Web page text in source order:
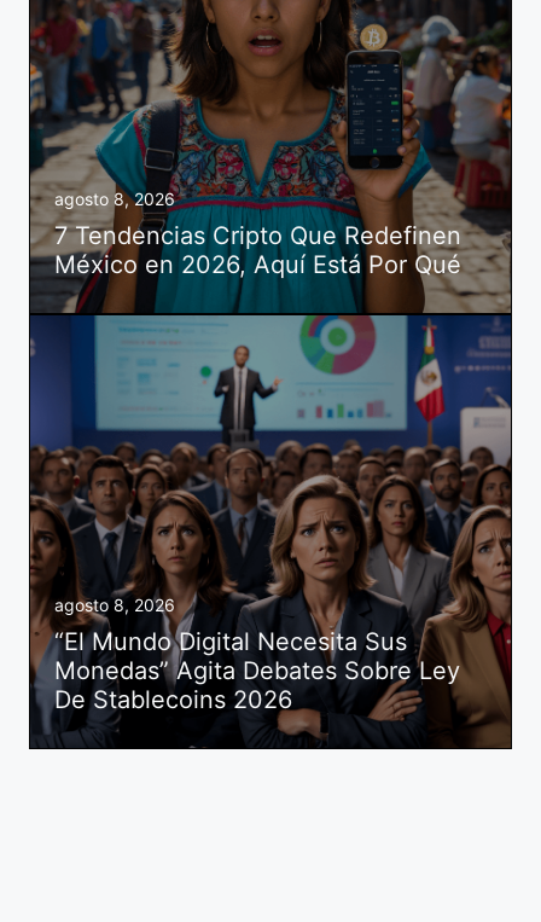
agosto 8, 2026
7 Tendencias Cripto Que Redefinen
México en 2026, Aquí Está Por Qué
agosto 8, 2026
“El Mundo Digital Necesita Sus
Monedas” Agita Debates Sobre Ley
De Stablecoins 2026